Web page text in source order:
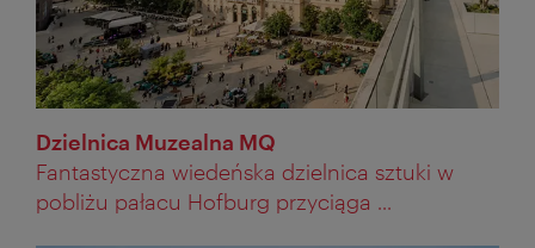
Dzielnica Muzealna MQ
Fantastyczna wiedeńska dzielnica sztuki w
pobliżu pałacu Hofburg przyciąga ...